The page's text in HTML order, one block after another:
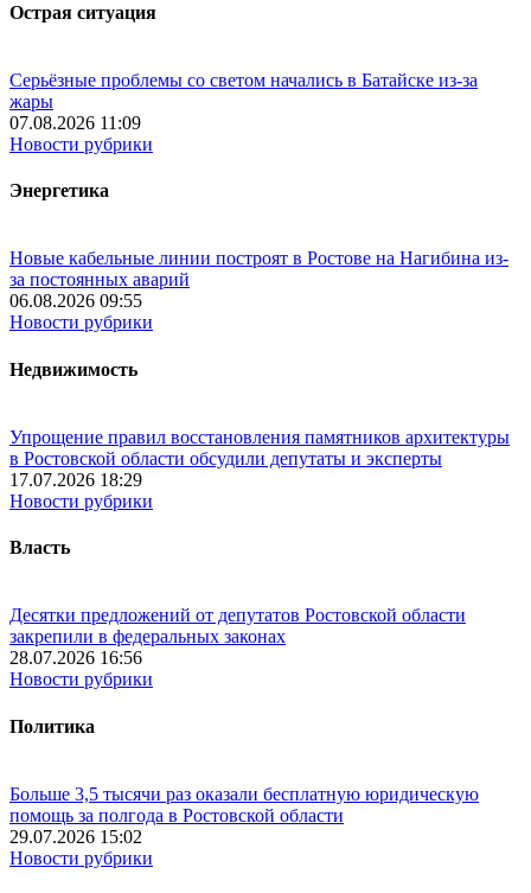
Острая ситуация
Серьёзные проблемы со светом начались в Батайске из-за
жары
07.08.2026 11:09
Новости рубрики
Энергетика
Новые кабельные линии построят в Ростове на Нагибина из-
за постоянных аварий
06.08.2026 09:55
Новости рубрики
Недвижимость
Упрощение правил восстановления памятников архитектуры
в Ростовской области обсудили депутаты и эксперты
17.07.2026 18:29
Новости рубрики
Власть
Десятки предложений от депутатов Ростовской области
закрепили в федеральных законах
28.07.2026 16:56
Новости рубрики
Политика
Больше 3,5 тысячи раз оказали бесплатную юридическую
помощь за полгода в Ростовской области
29.07.2026 15:02
Новости рубрики